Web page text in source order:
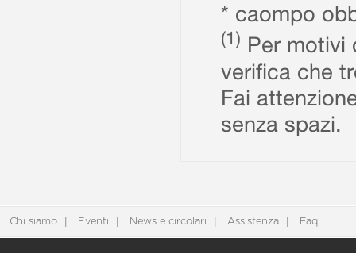
* caompo
(1) Per motivi
verifica che
Fai
senza spazi.
Chi siamo Eventi News e circolari Assistenza Faq